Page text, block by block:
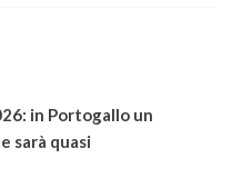
in Portogallo un
sarà quasi